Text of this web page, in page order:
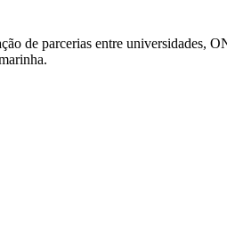
de parcerias entre universidades,